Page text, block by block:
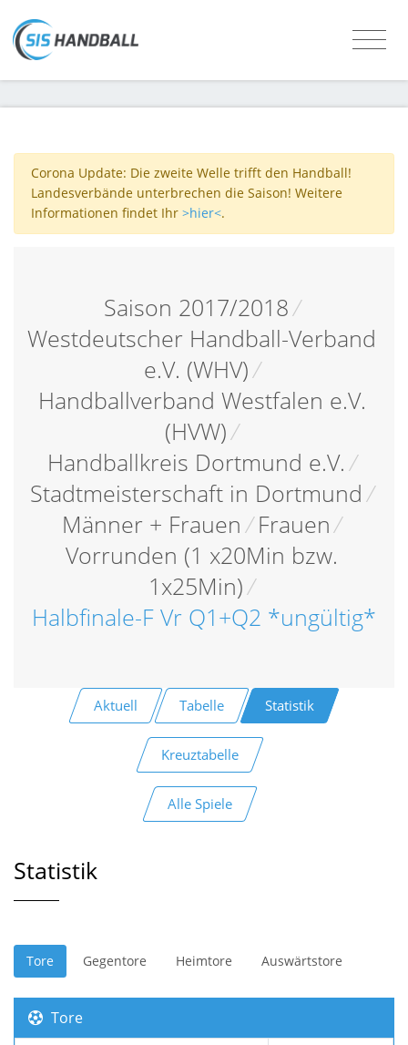
Corona Update: Die zweite Welle trifft den Handball!
Landesverbände unterbrechen die Saison! Weitere
Informationen findet Ihr >hier<.
Saison 2017/2018/
Westdeutscher Handball-Verband
e.V. (WHV)/
Handballverband Westfalen e.V.
(HVW)/
Handballkreis Dortmund e.V./
Stadtmeisterschaft in Dortmund/
Männer + Frauen/ Frauen/
Vorrunden (1 x20Min bzw.
1x25Min)/
Halbfinale-F Vr Q1+Q2 *ungültig*
Aktuell Tabelle Statistik
Kreuztabelle
Alle Spiele
Statistik
Tore Gegentore Heimtore Auswärtstore
Tore